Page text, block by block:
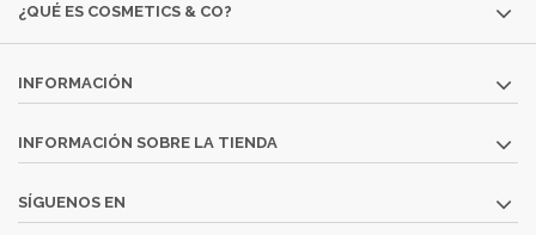
¿QUÉ ES COSMETICS & CO?
INFORMACIÓN
INFORMACIÓN SOBRE LA TIENDA
SÍGUENOS EN